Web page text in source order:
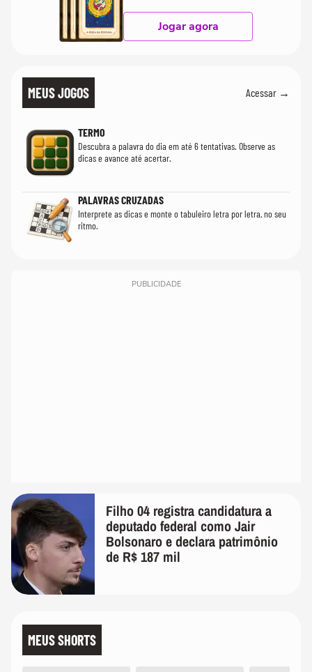
Jogar agora
MEUS JOGOS Acessar →
TERMO
Descubra a palavra do dia em até 6 tentativas. Observe as
dicas e avance até acertar.
PALAVRAS CRUZADAS
Interprete as dicas e monte o tabuleiro letra por letra, no seu
ritmo.
PUBLICIDADE
Filho 04 registra candidatura a
deputado federal como Jair
Bolsonaro e declara patrimônio
de R$ 187 mil
MEUS SHORTS